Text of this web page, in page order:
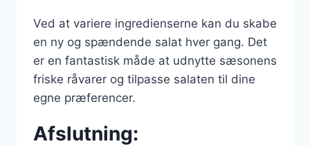
Ved at variere ingredienserne kan du skabe
en ny og spændende salat hver gang. Det
er en fantastisk måde at udnytte sæsonens
friske råvarer og tilpasse salaten til dine
egne præferencer.
Afslutning: